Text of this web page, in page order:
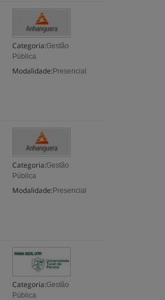
Categoria:Gestão
Pública
Modalidade: Presencial
Categoria:Gestão
Pública
Modalidade: Presencial
Categoria:Gestão
Pública